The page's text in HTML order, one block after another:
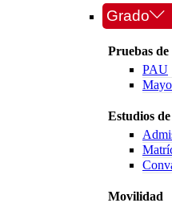
Grado
Pruebas de
PAU
Estudios
Movilidad